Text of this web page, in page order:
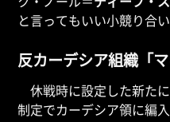
と言ってもいい小競り合
反カーデシア組織「マ
休戦時に設定した新た
制定でカーデシア領に編